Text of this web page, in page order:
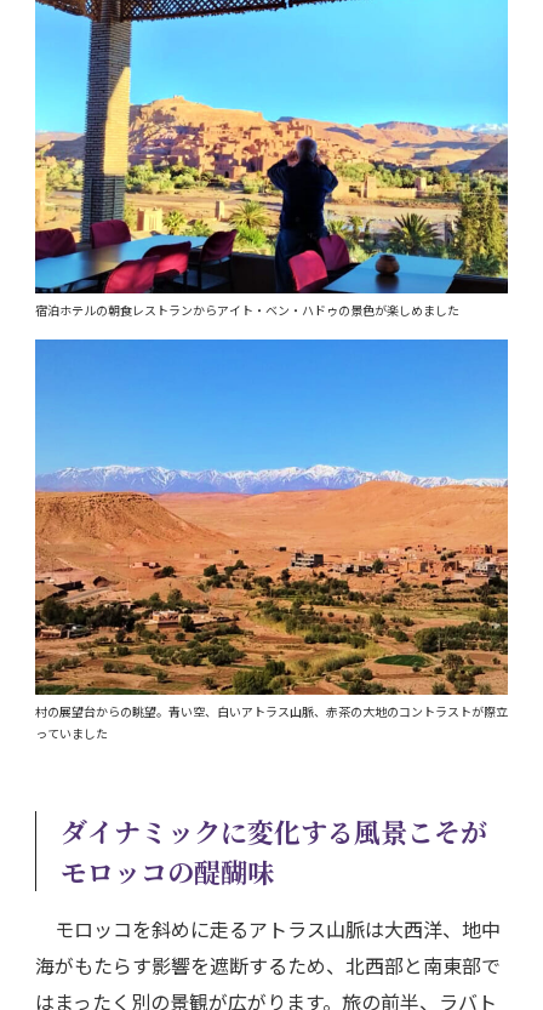
宿泊ホテルの朝食レストランからアイト・ベン・ハドゥの景色が楽しめました
村の展望台からの眺望。青い空、白いアトラス山脈、赤茶の大地のコントラストが際立
っていました
ダイナミックに変化する風景こそが
モロッコの醍醐味
モロッコを斜めに走るアトラス山脈は大西洋、地中
海がもたらす影響を遮断するため、北西部と南東部で
はまったく別の景観が広がります。旅の前半、ラバト